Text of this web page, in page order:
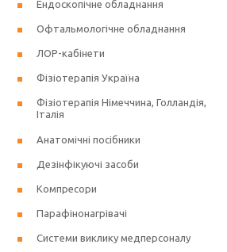
Ендоскопічне обладнання
Офтальмологічне обладнання
ЛОР-кабінети
Фізіотерапія Україна
Фізіотерапія Німеччина, Голландія,
Італія
Анатомічні посібники
Дезінфікуючі засоби
Компресори
Парафінонагрівачі
Системи виклику медперсоналу